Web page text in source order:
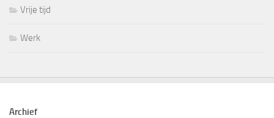
Vrije tijd
Werk
Archief